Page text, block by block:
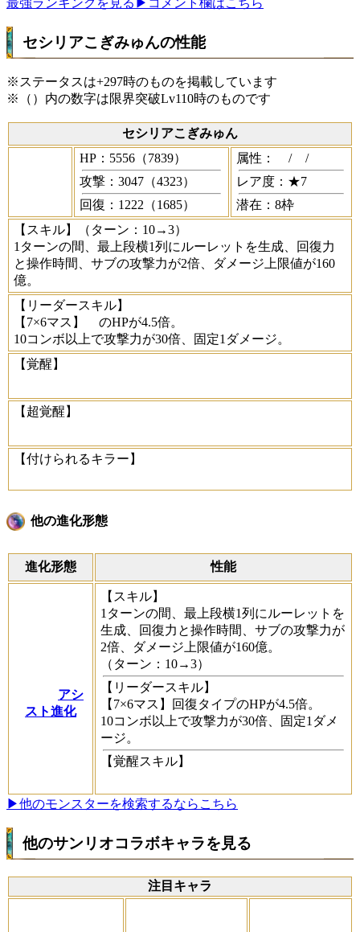
セシリアこぎみゅんの性能
※ステータスは+297時のものを掲載しています
※（）内の数字は限界突破Lv110時のものです
セシリアこぎみゅん
HP：5556（7839）
攻撃：3047（4323）
回復：1222（1685）
属性： /
/
レア度：★7
潜在：8枠
【スキル】
（ターン：10→3）
1ターンの間、最上段横1列にルーレットを生成、回復力
と操作時間、サブの攻撃力が2倍、ダメージ上限値が160
億。
【リーダースキル】
【7×6マス】
のHPが4.5倍。
10コンボ以上で攻撃力が30倍、固定1ダメージ。
【覚醒】
【超覚醒】
【付けられるキラー】
他の進化形態
進化形態 性能
アシ
スト進化
【スキル】
1ターンの間、最上段横1列にルーレットを
生成、回復力と操作時間、サブの攻撃力が
2倍、ダメージ上限値が160億。
（ターン：10→3）
【リーダースキル】
【7×6マス】回復タイプのHPが4.5倍。
10コンボ以上で攻撃力が30倍、固定1ダメ
ージ。
【覚醒スキル】
▶他のモンスターを検索するならこちら
他のサンリオコラボキャラを見る
注目キャラ